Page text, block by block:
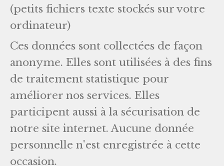
(petits fichiers texte stockés sur votre
ordinateur)
Ces données sont collectées de façon
anonyme. Elles sont utilisées à des fins
de traitement statistique pour
améliorer nos services. Elles
participent aussi à la sécurisation de
notre site internet. Aucune donnée
personnelle n'est enregistrée à cette
occasion.